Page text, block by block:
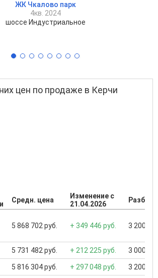
ЖК Чкалово парк
4кв. 2024
шоссе Индустриальное
цен по продаже в Керчи
Средн. цена
Изменение с
21.04.2026
5 868 702 руб. + 349 446 руб. 3 200
5 731 482 руб. + 212 225 руб. 3 000
5 816 304 руб. + 297 048 руб. 3 200